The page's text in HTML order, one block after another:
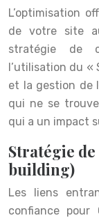
L’optimisation
de votre site
stratégie de
l’utilisation du «
et la gestion de
qui ne se
qui a un impact
Stratégie
building)
Les liens
confiance pour